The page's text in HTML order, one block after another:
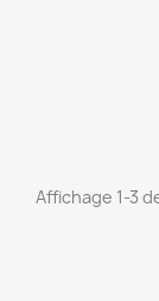
Affichage 1-3